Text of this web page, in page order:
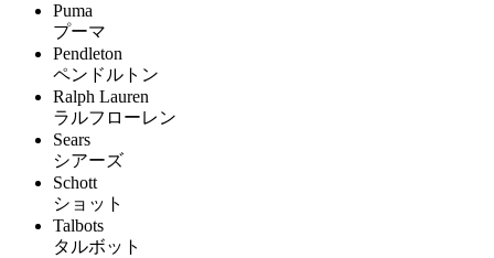
Puma
プーマ
Pendleton
ペンドルトン
Ralph Lauren
ラルフローレン
Sears
シアーズ
Schott
ショット
Talbots
タルボット